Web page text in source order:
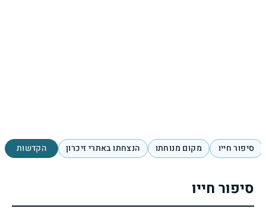
סיפור חייו מקום מנוחתו הנצחתו באתרי זיכרון הקדשות
סיפור חייו